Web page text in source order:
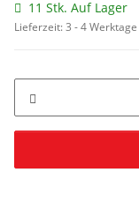
11 Stk. Auf Lager
Lieferzeit:3 - 4 Werktage